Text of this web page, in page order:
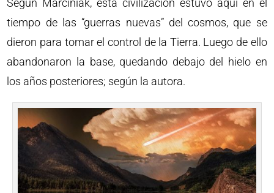
Según Marciniak, esta civilización estuvo aquí en el
tiempo de las “guerras nuevas” del cosmos, que se
dieron para tomar el control de la Tierra. Luego de ello
abandonaron la base, quedando debajo del hielo en
los años posteriores; según la autora.